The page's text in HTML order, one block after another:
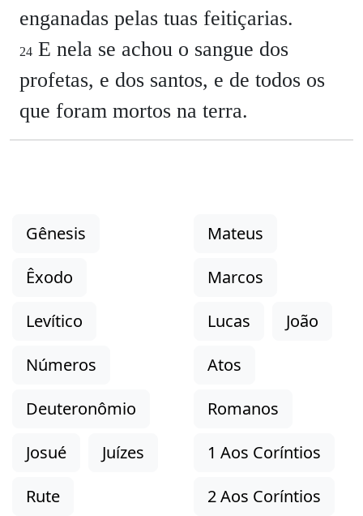
enganadas pelas tuas feitiçarias.
24 E nela se achou o sangue dos
profetas, e dos santos, e de todos os
que foram mortos na terra.
Gênesis
Êxodo
Levítico
Números
Deuteronômio
Josué
Juízes
Rute
Mateus
Marcos
Lucas
João
Atos
Romanos
1 Aos Coríntios
2 Aos Coríntios